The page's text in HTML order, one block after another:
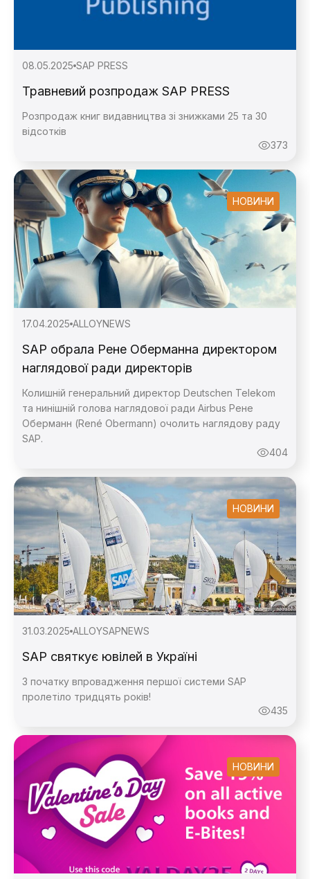
08.05.2025 SAP PRESS
Травневий розпродаж SAP PRESS
Розпродаж книг видавництва зі знижками 25 та 30
відсотків
373
НОВИНИ
17.04.2025 ALLOYNEWS
SAP обрала Рене Оберманна директором
наглядової ради директорів
Колишній генеральний директор Deutschen Telekom
та нинішній голова наглядової ради Airbus Рене
Оберманн (René Obermann) очолить наглядову раду
SAP.
404
НОВИНИ
31.03.2025 ALLOYSAPNEWS
SAP святкує ювілей в Україні
З початку впровадження першої системи SAP
пролетіло тридцять років!
435
НОВИНИ
повідомлення надіслано.